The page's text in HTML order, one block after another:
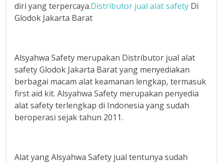
diri yang terpercaya.Distributor jual alat safety Di
Glodok Jakarta Barat
Alsyahwa Safety merupakan Distributor jual alat
safety Glodok Jakarta Barat yang menyediakan
berbagai macam alat keamanan lengkap, termasuk
first aid kit. Alsyahwa Safety merupakan penyedia
alat safety terlengkap di Indonesia yang sudah
beroperasi sejak tahun 2011.
Alat yang Alsyahwa Safety jual tentunya sudah